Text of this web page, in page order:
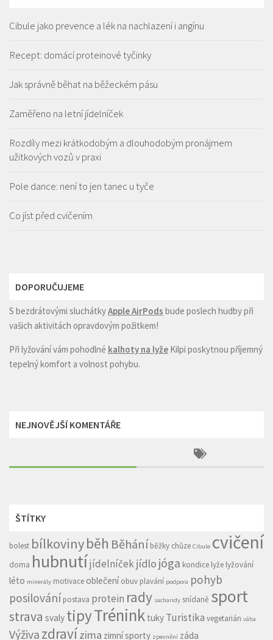
Cibule jako prevence a lék na nachlazení i angínu
Recept: domácí proteinové tyčinky
Jak správně běhat na běžeckém pásu
Zaměřeno na letní jídelníček
Rozdíly mezi krátkodobým a dlouhodobým pronájmem
užitkových vozů v praxi
Pole dance: není to jen tanec u tyče
Co jíst před cvičením
DOPORUČUJEME
S bezdrátovými sluchátkyApple AirPods bude poslech hudby při
vašich aktivitách opravdovým požitkem!
Při lyžování vám pohodlné kalhoty na lyže Kilpi poskytnou příjemný
tepelný komfort a volnost pohybu.
NEJNOVĚJŠÍ KOMENTÁŘE
ŠTÍTKY
bolest bílkovinyběh Běhání běžky chůze Cibule cvičení
doma hubnutíjídelníčekjídlo jóga kondice lyže lyžování
léto minerály motivace oblečení obuv plavání podpora pohyb
posilování postava protein rady sacharidy snídaně sport
strava svaly tipyTrénink tuky Turistika vegetarián váha
Výživa zdravízima zimní sporty zpevnění záda